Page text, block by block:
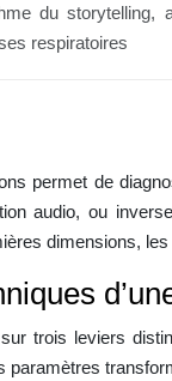
du storytelling,
respiratoires
permet de
audio, ou
dimensions,
trois leviers
paramètres